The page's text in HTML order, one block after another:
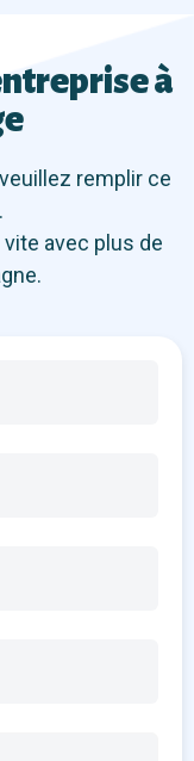
à
remplir ce
avec plus de